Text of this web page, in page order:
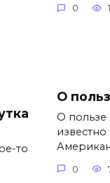
0
то
О
О пользе
известно
0